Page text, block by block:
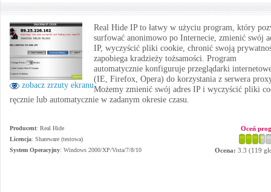
zobacz zrzuty ekranu
Real Hide IP to łatwy w użyciu program, który
surfować anonimowo po Internecie, zmienić swój
IP, wyczyścić pliki cookie, chronić swoją
zapobiega kradzieży tożsamości. Program
automatycznie konfiguruje przeglądarki
(IE, Firefox, Opera) do korzystania z serwera
Możemy zmienić swój adres IP i wyczyścić pliki
ręcznie lub automatycznie w zadanym okresie czasu.
Producent: Real Hide
Licencja: Shareware (testowa)
System Operacyjny: Windows 2000/XP/Vista/7/8/10
Oceń
Ocena: 3.3 (119